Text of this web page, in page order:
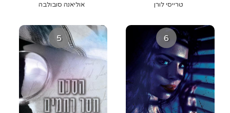
אוליאנה סובולבה טרייסי לורן
5 6